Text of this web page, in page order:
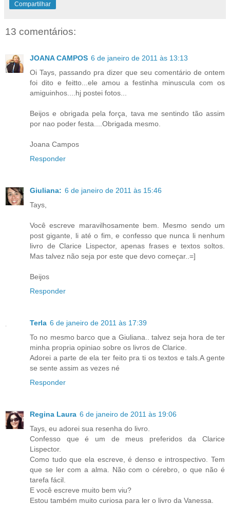
Compartilhar
13 comentários:
JOANA CAMPOS 6 de janeiro de 2011 às 13:13
Oi Tays, passando pra dizer que seu comentário de ontem
foi dito e feitto...ele amou a festinha minuscula com os
amiguinhos....hj postei fotos...
Beijos e obrigada pela força, tava me sentindo tão assim
por nao poder festa....Obrigada mesmo.
Joana Campos
Responder
Giuliana: 6 de janeiro de 2011 às 15:46
Tays,
Você escreve maravilhosamente bem. Mesmo sendo um
post gigante, li até o fim, e confesso que nunca li nenhum
livro de Clarice Lispector, apenas frases e textos soltos.
Mas talvez não seja por este que devo começar..=]
Beijos
Responder
Terla 6 de janeiro de 2011 às 17:39
To no mesmo barco que a Giuliana.. talvez seja hora de ter
minha propria opiniao sobre os livros de Clarice.
Adorei a parte de ela ter feito pra ti os textos e tals.A gente
se sente assim as vezes né
Responder
Regina Laura 6 de janeiro de 2011 às 19:06
Tays, eu adorei sua resenha do livro.
Confesso que é um de meus preferidos da Clarice
Lispector.
Como tudo que ela escreve, é denso e introspectivo. Tem
que se ler com a alma. Não com o cérebro, o que não é
tarefa fácil.
E você escreve muito bem viu?
Estou também muito curiosa para ler o livro da Vanessa.